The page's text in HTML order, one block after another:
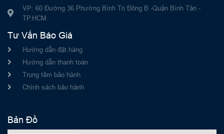
VP: 60 Đường 36 Phường Bình Trị Đông B -Quận Bình Tân -
TP.HCM
Tư Vấn Báo Giá
Hướng dẫn đặt hàng
Hướng dẫn thanh toán
Trung tâm bảo hành
Chính sách bảo hành
Bản Đồ